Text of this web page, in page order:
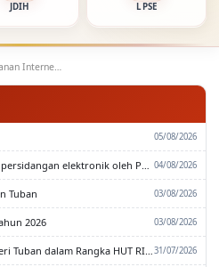
JDIH LPSE
Rapat Tim Seleksi Layanan Internet TA 2026
05/08/2026
04/08/2026
Tuban 03/08/2026
2026 03/08/2026
31/07/2026